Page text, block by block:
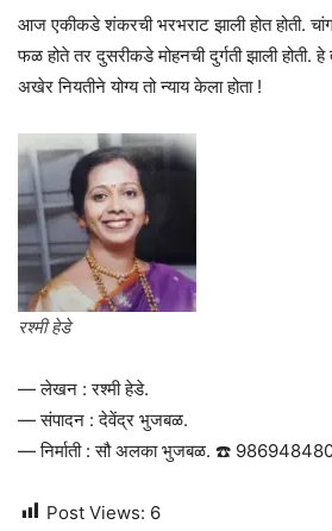
आज एकीकडे शंकरची भरभराट झाली होत होती.
फळ होते तर दुसरीकडे मोहनची दुर्गती झाली होती. हे
अखेर नियतीने योग्य तो न्याय केला होता !
रश्मी हेडे
— लेखन : रश्मी हेडे.
— संपादन : देवेंद्र भुजबळ.
— निर्माती : सौ अलका भुजबळ. ☎️
Post Views: 6